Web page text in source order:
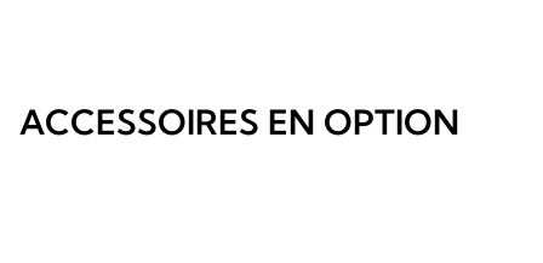
ACCESSOIRES EN OPTION